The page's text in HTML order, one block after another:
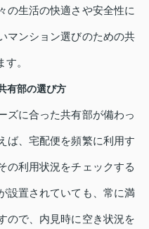
の生活の快適さや安全性に
マンション選びのための共
。
有部の選び方
ズに合った共有部が備わっ
ば、宅配便を頻繁に利用す
の利用状況をチェックする
設置されていても、常に満
ので、内見時に空き状況を